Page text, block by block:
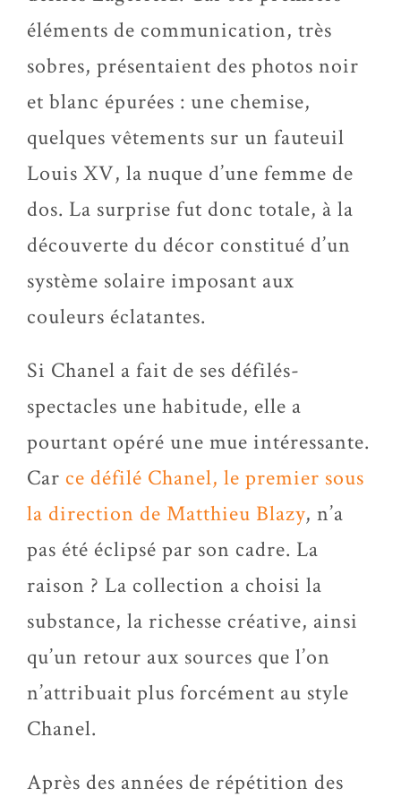
éléments de communication, très
sobres, présentaient des photos noir
et blanc épurées : une chemise,
quelques vêtements sur un fauteuil
Louis XV, la nuque d’une femme de
dos. La surprise fut donc totale, à la
découverte du décor constitué d’un
système solaire imposant aux
couleurs éclatantes.
Si Chanel a fait de ses défilés-
spectacles une habitude, elle a
pourtant opéré une mue intéressante.
Car ce défilé Chanel, le premier sous
la direction de Matthieu Blazy, n’a
pas été éclipsé par son cadre. La
raison ? La collection a choisi la
substance, la richesse créative, ainsi
qu’un retour aux sources que l’on
n’attribuait plus forcément au style
Chanel.
Après des années de répétition des